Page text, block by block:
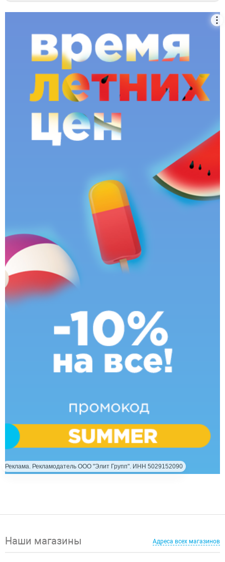
Реклама. Рекламодатель ООО "Элит Групп". ИНН 5029152090
Наши магазины Адреса всех магазинов